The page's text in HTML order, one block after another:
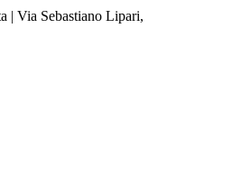
| Via Sebastiano Lipari,
in new tab)